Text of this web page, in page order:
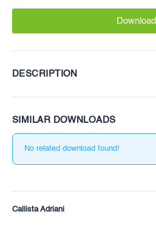
Download
DESCRIPTION
SIMILAR DOWNLOADS
No related download found!
Callista Adriani